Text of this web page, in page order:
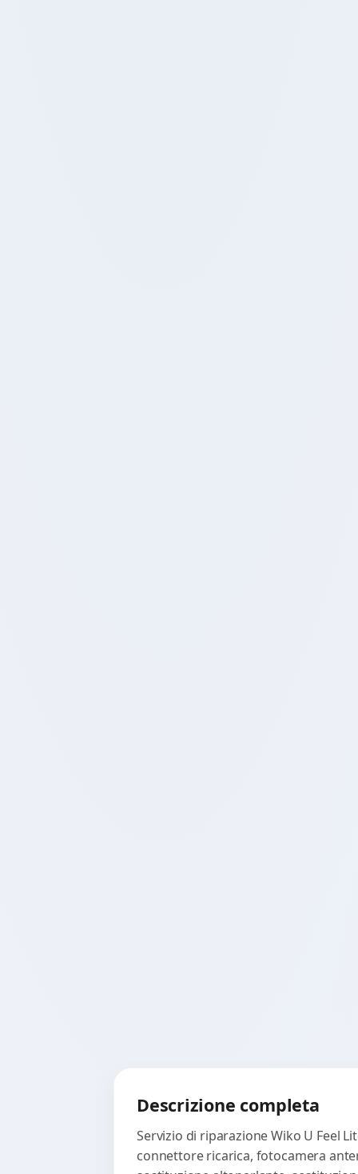
Descrizione completa
Servizio di riparazione Wiko U Feel
connettore ricarica, fotocamera